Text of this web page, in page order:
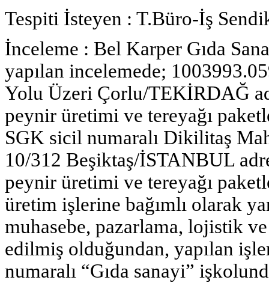
Tespiti İsteyen : T.Büro-İş
İnceleme : Bel Karper Gıda
yapılan incelemede;
Yolu Üzeri Çorlu/TEKİRDAĞ
peynir üretimi ve tereyağı
SGK sicil numaralı Dikilitaş
10/312 Beşiktaş/İSTANBUL
peynir üretimi ve tereyağı
üretim işlerine bağımlı olarak
muhasebe, pazarlama, lojistik
edilmiş olduğundan, yapılan
numaralı “Gıda sanayi”